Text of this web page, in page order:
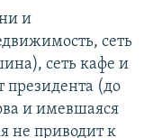
и
сеть
сеть кафе и
президента (до
и имевшаяся
не приводит к